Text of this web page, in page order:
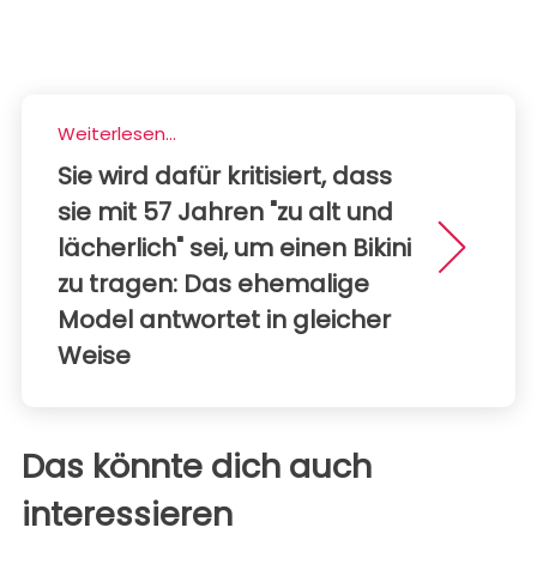
Weiterlesen...
Sie wird dafür kritisiert, dass
sie mit 57 Jahren "zu alt und
lächerlich" sei, um einen Bikini
zu tragen: Das ehemalige
Model antwortet in gleicher
Weise
Das könnte dich auch
interessieren